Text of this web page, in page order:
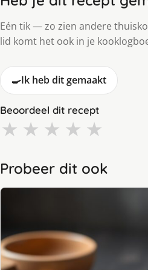
Eén tik — zo zien andere
lid komt het ook in je
🍳Ik heb dit gemaakt
Beoordeel dit recept
★ ★ ★ ★ ★
Probeer dit ook